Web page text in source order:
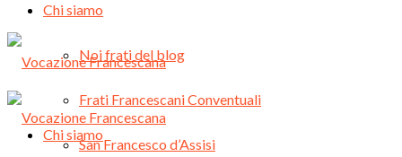
Chi siamo
Noi frati del blog
Frati Francescani Conventuali
San Francesco d’Assisi
Chi siamo